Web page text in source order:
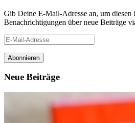
Gib Deine E-Mail-Adresse an, um diesen
Benachrichtigungen über neue Beiträge
E-
Mail-
Adresse
Neue Beiträge